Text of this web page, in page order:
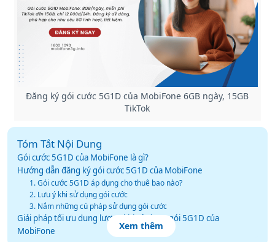
Đăng ký gói cước 5G1D của MobiFone 6GB ngày, 15GB
TikTok
Tóm Tắt Nội Dung
Gói cước 5G1D của MobiFone là gì?
Hướng dẫn đăng ký gói cước 5G1D của MobiFone
1. Gói cước 5G1D áp dụng cho thuê bao nào?
2. Lưu ý khi sử dụng gói cước
3. Nắm những cú pháp sử dụng gói cước
Giải pháp tối ưu dung lượng khi sử dụng gói 5G1D của